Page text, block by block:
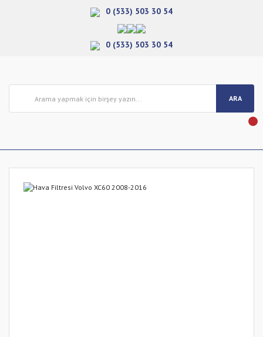
0 (533) 503 30 54
0 (533) 503 30 54
ARA